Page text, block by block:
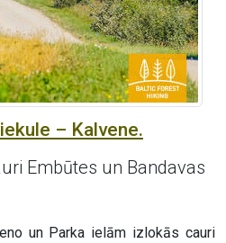
– Kalvene.
Embūtes un Bandavas
un Parka ielām izlokās cauri